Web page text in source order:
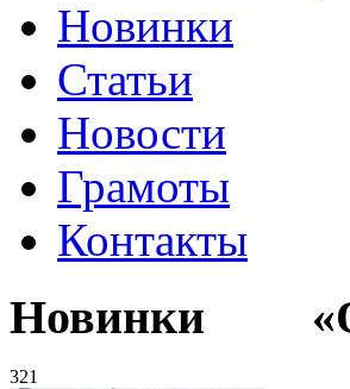
Новинки
Статьи
Новости
Грамоты
Контакты
Новинки
321